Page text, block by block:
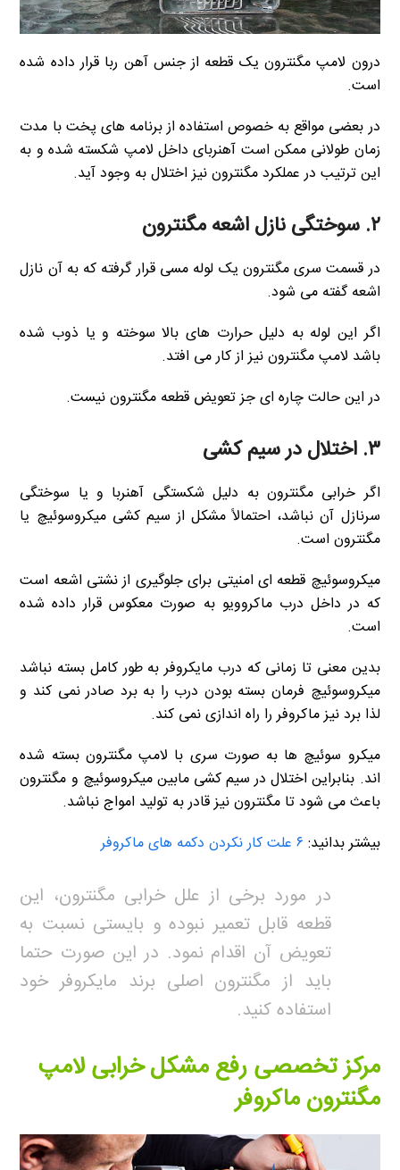
درون لامپ مگنترون یک قطعه از جنس آهن ربا قرار داده شده
است.
در بعضی مواقع به خصوص استفاده از برنامه های پخت با مدت
زمان طولانی ممکن است آهنربای داخل لامپ شکسته شده و به
این ترتیب در عملکرد مگنترون نیز اختلال به وجود آید.
۲. سوختگی نازل اشعه مگنترون
در قسمت سری مگنترون یک لوله مسی قرار گرفته که به آن نازل
اشعه گفته می شود.
اگر این لوله به دلیل حرارت های بالا سوخته و یا ذوب شده
باشد لامپ مگنترون نیز از کار می افتد.
در این حالت چاره ای جز تعویض قطعه مگنترون نیست.
۳. اختلال در سیم کشی
اگر خرابی مگنترون به دلیل شکستگی آهنربا و یا سوختگی
سرنازل آن نباشد، احتمالاً مشکل از سیم کشی میکروسوئیچ یا
مگنترون است.
میکروسوئیچ قطعه ای امنیتی برای جلوگیری از نشتی اشعه است
که در داخل درب ماکروویو به صورت معکوس قرار داده شده
است.
بدین معنی تا زمانی که درب مایکروفر به طور کامل بسته نباشد
میکروسوئیچ فرمان بسته بودن درب را به برد صادر نمی کند و
لذا برد نیز ماکروفر را راه اندازی نمی کند.
میکرو سوئیچ ها به صورت سری با لامپ مگنترون بسته شده
اند. بنابراین اختلال در سیم کشی مابین میکروسوئیچ و مگنترون
باعث می شود تا مگنترون نیز قادر به تولید امواج نباشد.
بیشتر بدانید: ۶ علت کار نکردن دکمه های ماکروفر
در مورد برخی از علل خرابی مگنترون، این
قطعه قابل تعمیر نبوده و بایستی نسبت به
تعویض آن اقدام نمود. در این صورت حتما
باید از مگنترون اصلی برند مایکروفر خود
استفاده کنید.
مرکز تخصصی رفع مشکل خرابی لامپ
مگنترون ماکروفر